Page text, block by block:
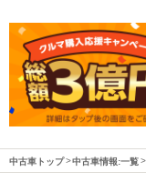
中古車トップ 中古車情報:一覧